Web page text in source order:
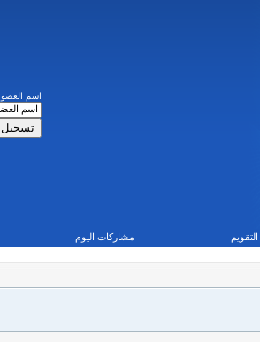
اسم العضو
التقويم مشاركات اليوم